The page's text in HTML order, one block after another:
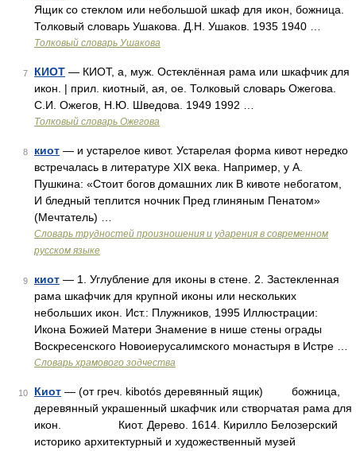
Ящик со стеклом или небольшой шкаф для икон, божница.
Толковый словарь Ушакова. Д.Н. Ушаков. 1935 1940 …
Толковый словарь Ушакова
7 КИОТ — КИОТ, а, муж. Остеклённая рама или шкафчик для
икон. | прил. киотный, ая, ое. Толковый словарь Ожегова.
С.И. Ожегов, Н.Ю. Шведова. 1949 1992 …
Толковый словарь Ожегова
8 киот — и устарелое кивот. Устарелая форма кивот нередко
встречалась в литературе XIX века. Например, у А.
Пушкина: «Стоит богов домашних лик В кивоте небогатом,
И бледный теплится ночник Пред глиняным Пенатом»
(Мечтатель) …
Словарь трудностей произношения и ударения в современном
русском языке
9 киот — 1. Углубление для иконы в стене. 2. Застекленная
рама шкафчик для крупной иконы или нескольких
небольших икон. Ист.: Плужников, 1995 Иллюстрации:
Икона Божией Матери Знамение в нише стены ограды
Воскресенского Новоиерусалимского монастыря в Истре …
Словарь храмового зодчества
10 Киот — (от греч. kibotós деревянный ящик) божница,
деревянный украшенный шкафчик или створчатая рама для
икон. Киот. Дерево. 1614. Кирилло Белозерский
историко архитектурный и художественный музей